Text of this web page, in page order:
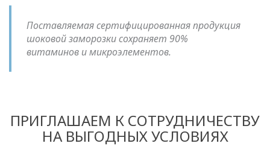
Поставляемая сертифицированная продукция
шоковой заморозки сохраняет 90%
витаминов и микроэлементов.
ПРИГЛАШАЕМ К СОТРУДНИЧЕСТВУ
НА ВЫГОДНЫХ УСЛОВИЯХ